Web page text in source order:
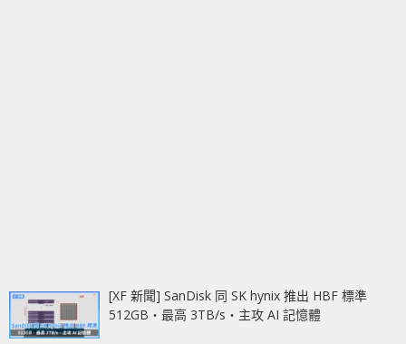
[XF 新聞] SanDisk 同 SK hynix 推出 HBF 標準
512GB‧最高 3TB/s‧主攻 AI 記憶體